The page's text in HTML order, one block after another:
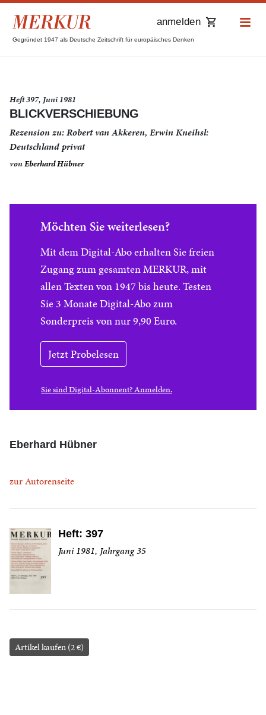
Gegründet 1947 als Deutsche Zeitschrift für europäisches Denken
anmelden
Heft 397, Juni 1981
BLICKVERSCHIEBUNG
Rezension zu: Robert van Akkeren, Erwin Kneihsl:
Deutschland privat
vonEberhard Hübner
Möchten Sie weiterlesen?
Mit dem Digital-Abo erhalten Sie freien
Zugang zum gesamten MERKUR, mit
allen Texten von 1947 bis heute. Testen
Sie 3 Monate Digital-Abo zum
Sonderpreis von nur 9,90 Euro.
Jetzt Probelesen
Sie sind Digital-Abonnent? Anmelden.
Eberhard Hübner
zur Autorenseite
Heft: 397
Juni 1981, Jahrgang 35
Artikel kaufen (2 €)